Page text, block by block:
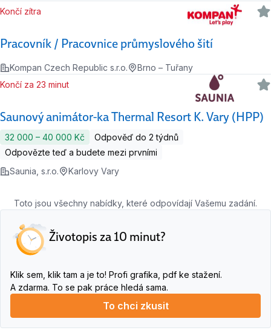
Pracovník / Pracovnice průmyslového šití
Končí zítra
Kompan Czech Republic s.r.o. Brno – Tuřany
Saunový animátor-ka Thermal Resort K. Vary (HPP)
Končí za 23 minut
32 000 ‍–‍ 40 000 Kč
Odpověď do 2 týdnů
Odpovězte teď a budete mezi prvními
Saunia, s.r.o.
Karlovy Vary
Toto jsou všechny nabídky, které odpovídají Vašemu zadání.
Životopis za 10 minut?
Klik sem, klik tam a je to! Profi grafika, pdf ke stažení.
A zdarma. To se pak práce hledá sama.
To chci zkusit